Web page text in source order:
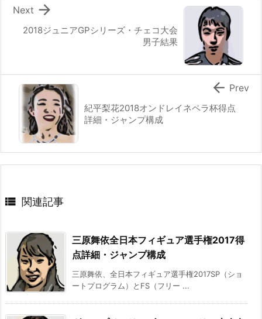
2018ジュニアGPシリーズ・チェコ大会
男子結果

Next
紀平梨花2018オンドレイネペラ杯得点
詳細・ジャンプ構成
 Prev
 関連記事
三原舞依全日本フィギュア選手権2017得
点詳細・ジャンプ構成
三原舞依、全日本フィギュア選手権2017SP（ショ
ートプログラム）とFS（フリー ...